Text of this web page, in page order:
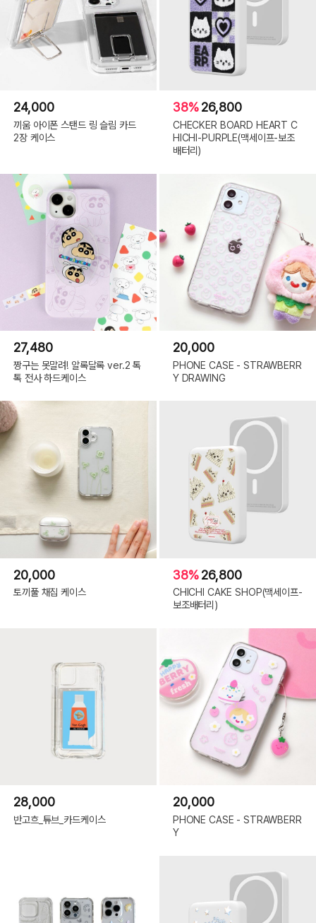
24,000
끼움 아이폰 스탠드 링 슬림 카드
2장 케이스
38%26,800
CHECKER BOARD HEART C
HICHI-PURPLE(맥세이프-보조
배터리)
27,480
짱구는 못말려! 알록달록 ver.2 톡
톡 전사 하드케이스
20,000
PHONE CASE - STRAWBERR
Y DRAWING
20,000
토끼풀 채집 케이스
38%26,800
CHICHI CAKE SHOP(맥세이프-
보조배터리)
28,000
반고흐_튜브_카드케이스
20,000
PHONE CASE - STRAWBERR
Y